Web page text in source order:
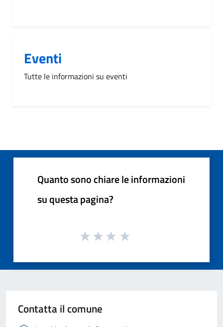
Eventi
Tutte le informazioni su eventi
Quanto sono chiare le informazioni
su questa pagina?
Contatta il comune